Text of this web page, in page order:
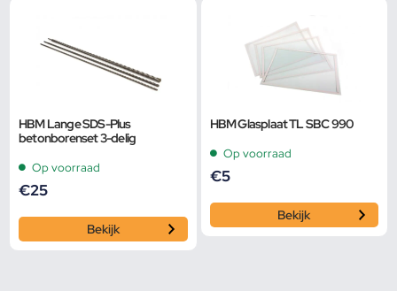
HBM Lange SDS-Plus
betonborenset 3-delig
Op voorraad
€25
Bekijk
HBM Glasplaat TL SBC 990
Op voorraad
€5
Bekijk